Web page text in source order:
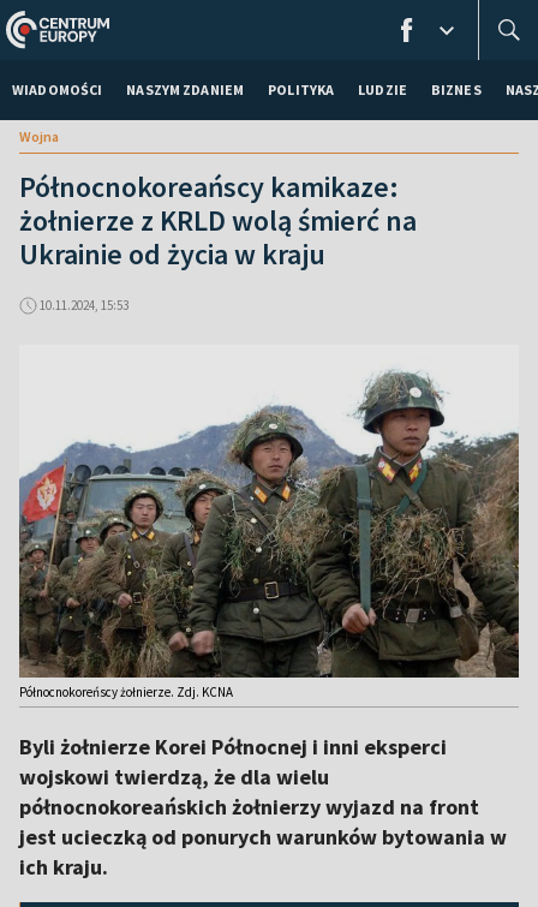
WIADOMOŚCI NASZYM ZDANIEM POLITYKA LUDZIE BIZNES
Wojna
Północnokoreańscy kamikaze:
żołnierze z KRLD wolą śmierć na
Ukrainie od życia w kraju
10.11.2024, 15:53
Północnokoreńscy żołnierze. Zdj. KCNA
Byli żołnierze Korei Północnej i inni eksperci
wojskowi twierdzą, że dla wielu
północnokoreańskich żołnierzy wyjazd na front
jest ucieczką od ponurych warunków bytowania w
ich kraju.